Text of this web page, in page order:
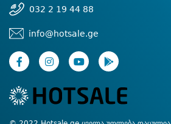
032 2 19 44 88
info@hotsale.ge